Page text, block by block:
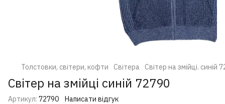
Толстовки, світери, кофти Світера Світер на змійці. синій
Світер на змійці синій 72790
Артикул: 72790 Написати відгук